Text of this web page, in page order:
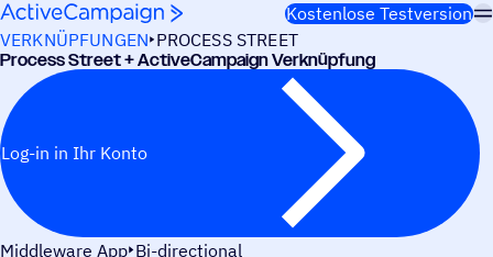
Weiter zum Inhalt
Kostenlose Testversion
VERKNÜPFUNGEN PROCESS STREET
Process Street + ActiveCampaign Verknüpfung
Log-in in Ihr Konto
Middleware App Bi-directional